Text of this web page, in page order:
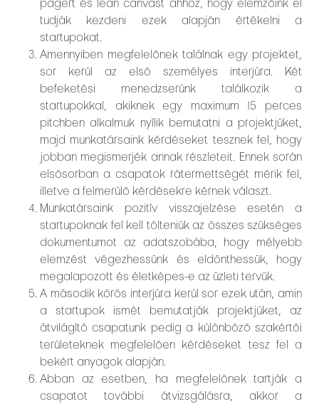
pagert és lean canvast ahhoz, hogy elemzőink el
tudják kezdeni ezek alapján értékelni a
startupokat.
Amennyiben megfelelőnek találnak egy projektet,
sor kerül az első személyes interjúra. Két
befeketési menedzserünk találkozik a
startupokkal, akiknek egy maximum 15 perces
pitchben alkalmuk nyílik bemutatni a projektjüket,
majd munkatársaink kérdéseket tesznek fel, hogy
jobban megismerjék annak részleteit. Ennek során
elsősorban a csapatok rátermettségét mérik fel,
illetve a felmerülő kérdésekre kérnek választ.
Munkatársaink pozitív visszajelzése esetén a
startupoknak fel kell tölteniük az összes szükséges
dokumentumot az adatszobába, hogy mélyebb
elemzést végezhessünk és eldönthessük, hogy
megalapozott és életképes-e az üzleti tervük.
A második körös interjúra kerül sor ezek után, amin
a startupok ismét bemutatják projektjüket, az
átvilágító csapatunk pedig a különböző szakértői
területeknek megfelelően kérdéseket tesz fel a
bekért anyagok alapján.
Abban az esetben, ha megfelelőnek tartják a
csapatot további átvizsgálásra, akkor a